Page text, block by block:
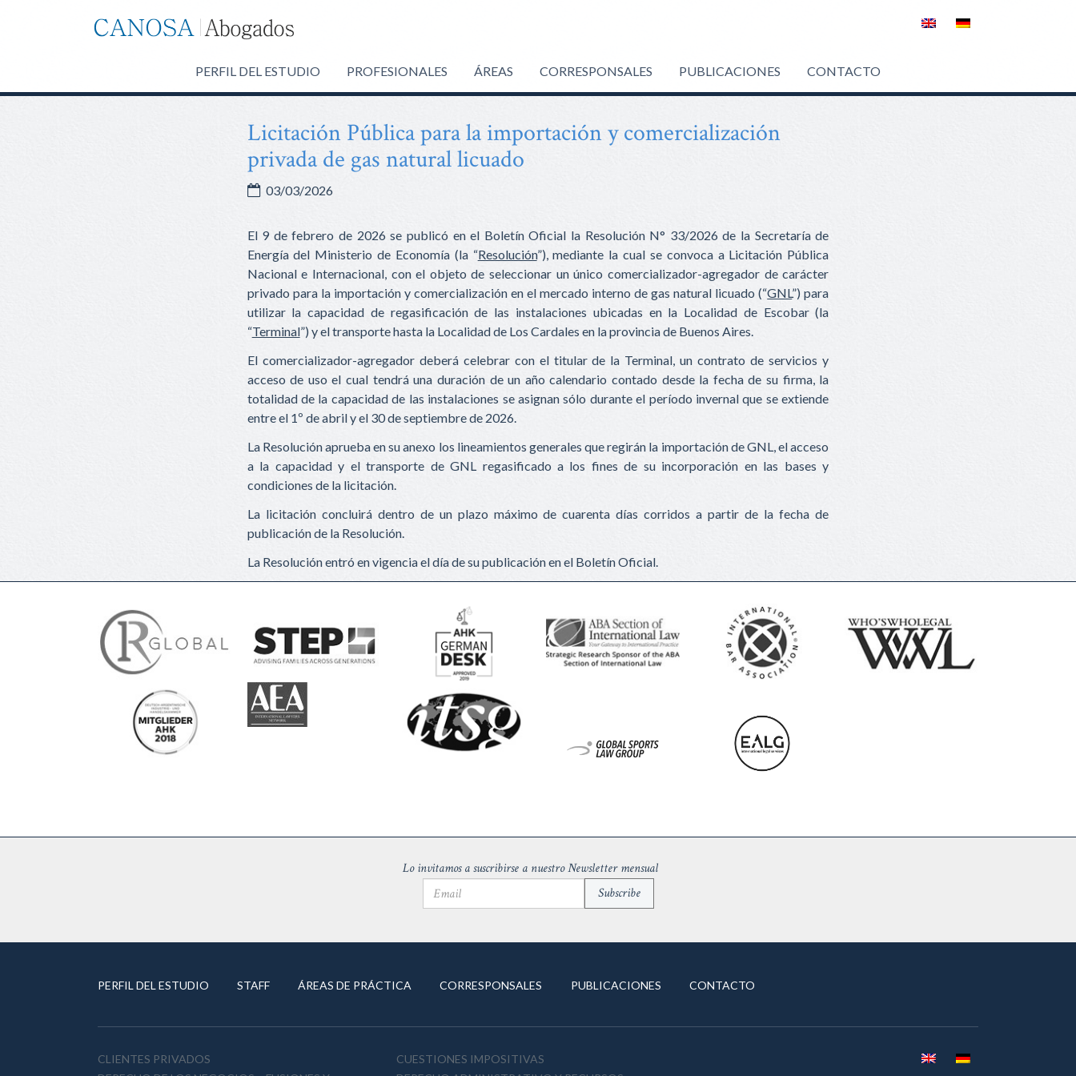
Canosa
Abogados
PERFIL DEL ESTUDIO PROFESIONALES ÁREAS CORRESPONSALES PUBLICACIONES CONTACTO
Licitación Pública para la importación y comercialización
privada de gas natural licuado
03/03/2026
El 9 de febrero de 2026 se publicó en el Boletín Oficial la Resolución N° 33/2026 de la Secretaría de
Energía del Ministerio de Economía (la “Resolución”), mediante la cual se convoca a Licitación Pública
Nacional e Internacional, con el objeto de seleccionar un único comercializador-agregador de carácter
privado para la importación y comercialización en el mercado interno de gas natural licuado (“GNL”) para
utilizar la capacidad de regasificación de las instalaciones ubicadas en la Localidad de Escobar (la
“Terminal”) y el transporte hasta la Localidad de Los Cardales en la provincia de Buenos Aires.
El comercializador-agregador deberá celebrar con el titular de la Terminal, un contrato de servicios y
acceso de uso el cual tendrá una duración de un año calendario contado desde la fecha de su firma, la
totalidad de la capacidad de las instalaciones se asignan sólo durante el período invernal que se extiende
entre el 1º de abril y el 30 de septiembre de 2026.
La Resolución aprueba en su anexo los lineamientos generales que regirán la importación de GNL, el acceso
a la capacidad y el transporte de GNL regasificado a los fines de su incorporación en las bases y
condiciones de la licitación.
La licitación concluirá dentro de un plazo máximo de cuarenta días corridos a partir de la fecha de
publicación de la Resolución.
La Resolución entró en vigencia el día de su publicación en el Boletín Oficial.
Lo invitamos a suscribirse a nuestro Newsletter mensual
PERFIL DEL ESTUDIO STAFF ÁREAS DE PRÁCTICA CORRESPONSALES PUBLICACIONES CONTACTO
CLIENTES PRIVADOS
CUESTIONES IMPOSITIVAS